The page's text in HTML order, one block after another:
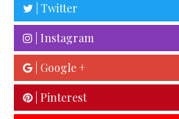
| Twitter
| Instagram
| Google +
| Pinterest